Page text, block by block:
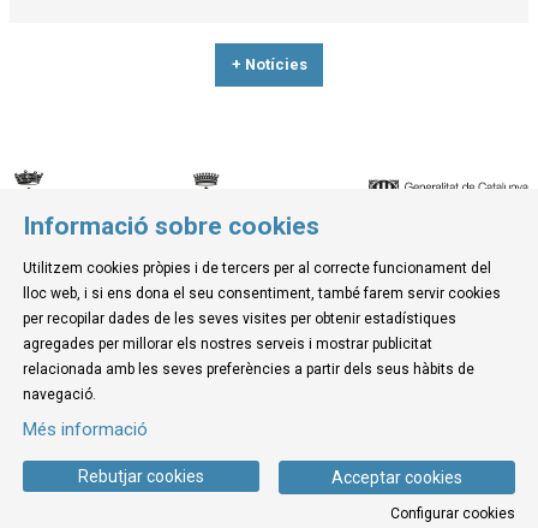
+ Notícies
© Museu de la Mediterrània
C. d'Ullà, 27-31 | 17257 Torroella de Montgrí
Tel. 972 755 180 a/e: info@museudelamediterrania.cat
|
Informació sobre cookies
Utilitzem cookies pròpies i de tercers per al correcte funcionament del
lloc web, i si ens dona el seu consentiment, també farem servir cookies
per recopilar dades de les seves visites per obtenir estadístiques
agregades per millorar els nostres serveis i mostrar publicitat
relacionada amb les seves preferències a partir dels seus hàbits de
navegació.
Més informació
Acceptar cookies
Rebutjar cookies
Configurar cookies